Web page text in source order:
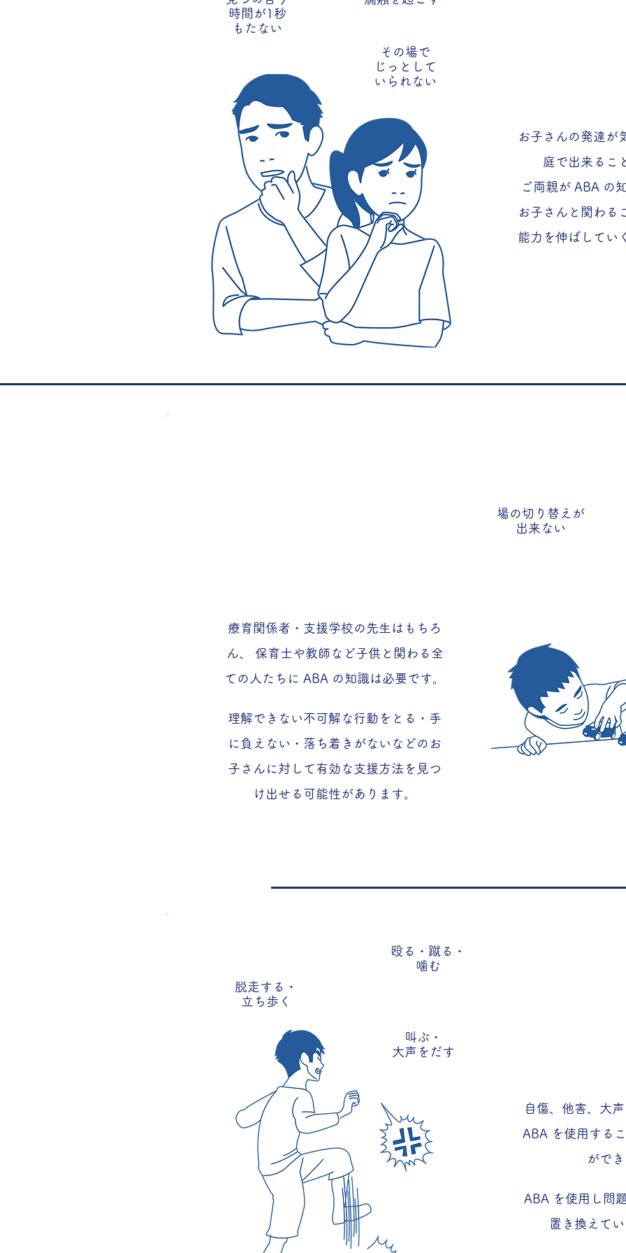
時間が1秒
​もたない
その場で
じっとして
いられない
お子さんの発達が
庭で出来るこ
ご両親が ABA の
お子さんと関わる
能力を伸ばしてい
療育関係者・支援学校の先生はもちろ
ん、 保育士や教師など子供と関わる全
ての人たちに ABA の知識は必要です。
理解できない不可解な行動をとる・手
に負えない・落ち着きがないなどのお
子さんに対して有効な支援方法を見つ
け出せる可能性があります。
場の切り替えが
​出来ない
脱走する・
立ち歩く
殴る・蹴る・
噛む
叫ぶ・
​大声をだす
自傷、他害、大
ABA を使用する
がで
ABA を使用し問
置き換えて